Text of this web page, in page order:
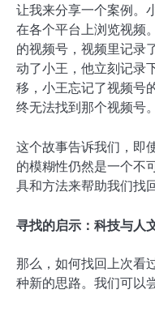
让我来分享一个案例。
在各个平台上浏览视频
的视频号，视频里记录
动了小王，他立刻记录
移，小王忘记了视频号
终无法找到那个视频号。
这个故事告诉我们，即
的模糊性仍然是一个不
具和方法来帮助我们找
寻找的启示：科技与人
那么，如何找回上次看
种新的思路。我们可以